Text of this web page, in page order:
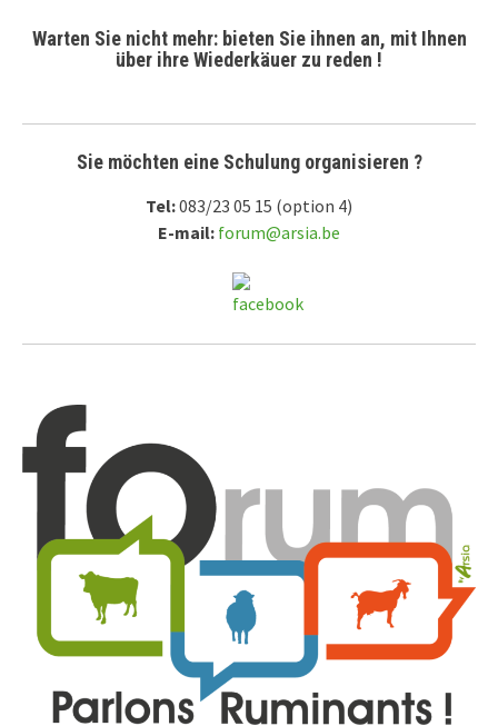
Warten Sie nicht mehr: bieten Sie ihnen an, mit Ihnen
über ihre Wiederkäuer zu reden !
Sie möchten eine Schulung organisieren ?
Tel:083/23 05 15 (option 4)
E-mail: forum@arsia.be